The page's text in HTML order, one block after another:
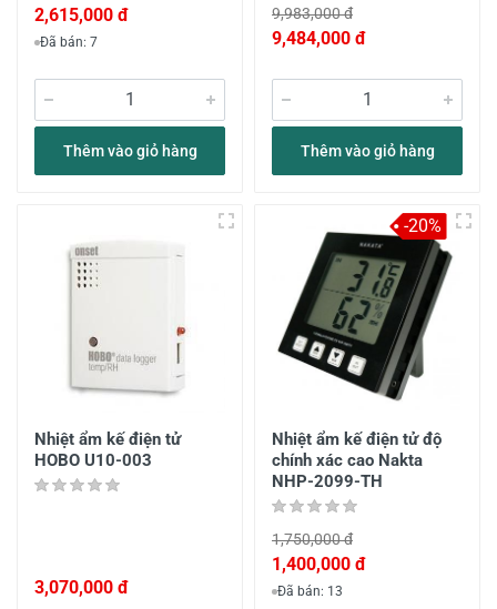
2,615,000 đ
Đã bán: 7
Thêm vào giỏ hàng
9,983,000 đ
9,484,000 đ
Thêm vào giỏ hàng
Nhiệt ẩm kế điện tử
HOBO U10-003
3,070,000 đ
Nhiệt ẩm kế điện tử độ
chính xác cao Nakta
NHP-2099-TH
1,750,000 đ
1,400,000 đ
Đã bán: 13
-20%